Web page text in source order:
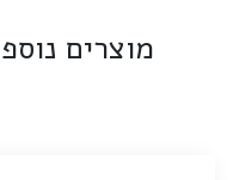
מוצרים